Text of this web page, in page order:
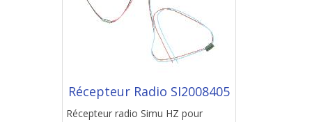
Récepteur Radio SI2008405
Récepteur radio Simu HZ pour